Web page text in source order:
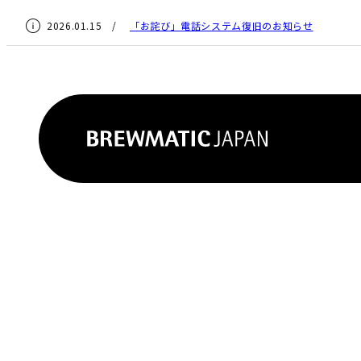
2026.01.15 / 「お詫び」電話システム復旧のお知らせ